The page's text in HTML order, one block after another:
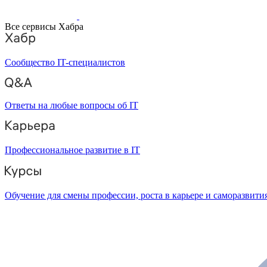
Все сервисы Хабра
Сообщество IT-специалистов
Ответы на любые вопросы об IT
Профессиональное развитие в IT
Обучение для смены профессии, роста в карьере и